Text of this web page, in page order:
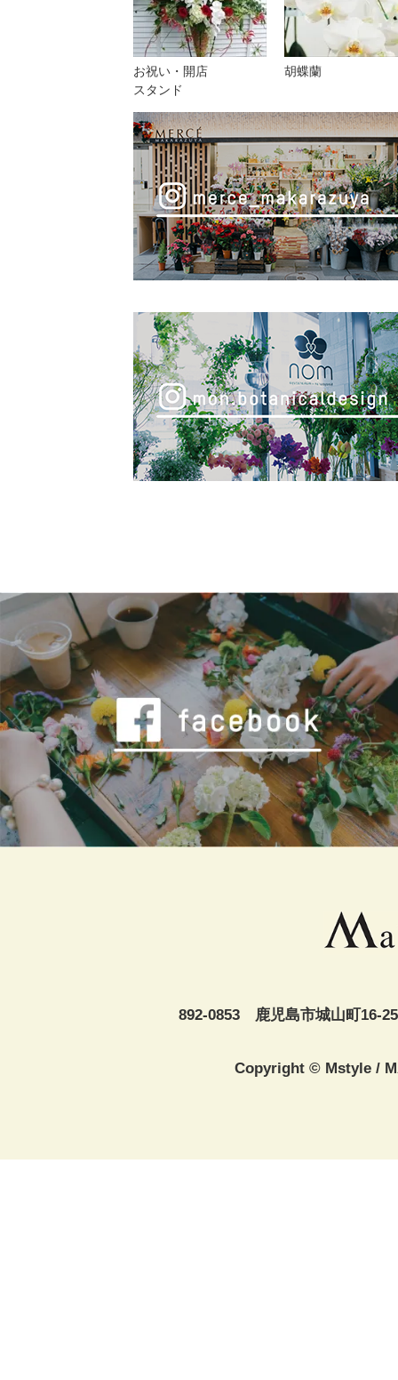
お祝い・開店
スタンド
胡蝶蘭
892-0853 鹿児島市城山町16-25
Copyright © Mstyle /